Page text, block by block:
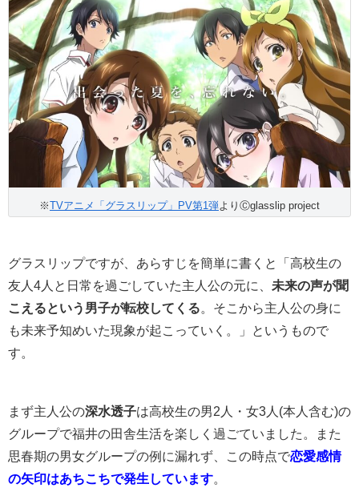
※TVアニメ「グラスリップ」PV第1弾よりⒸglasslip project
グラスリップですが、あらすじを簡単に書くと「高校生の
友人4人と日常を過ごしていた主人公の元に、 未来の声が聞
こえるという男子が転校してくる。そこから主人公の身に
も未来予知めいた現象が起こっていく。」というもので
す。
まず主人公の深水透子は高校生の男2人・女3人(本人含む)の
グループで福井の田舎生活を楽しく過ごていました。また
思春期の男女グループの例に漏れず、この時点で恋愛感情
の矢印はあちこちで発生しています。